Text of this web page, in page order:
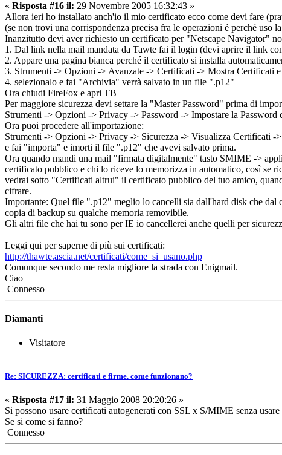
« Risposta #16 il: 29 Novembre 2005 16:32:43 »
Allora ieri ho installato anch'io il mio certificato ecco come devi fare
(se non trovi una corrispondenza precisa fra le operazioni é perché
Inanzitutto devi aver richiesto un certificato per "Netscape Navigator"
1. Dal link nella mail mandata da Tawte fai il login (devi aprire il link
2. Appare una pagina bianca perché il certificato si installa
3. Strumenti -> Opzioni -> Avanzate -> Certificati -> Mostra Certificati
4. selezionalo e fai "Archivia" verrà salvato in un file ".p12"
Ora chiudi FireFox e apri TB
Per maggiore sicurezza devi settare la "Master Password" prima di
Strumenti -> Opzioni -> Privacy -> Password -> Impostare la Password
Ora puoi procedere all'importazione:
Strumenti -> Opzioni -> Privacy -> Sicurezza -> Visualizza Certificati -
e fai "importa" e imorti il file ".p12" che avevi salvato prima.
Ora quando mandi una mail "firmata digitalmente" tasto SMIME ->
certificato pubblico e chi lo riceve lo memorizza in automatico, così se
vedrai sotto "Certificati altrui" il certificato pubblico del tuo amico,
cifrare.
Importante: Quel file ".p12" meglio lo cancelli sia dall'hard disk che dal
copia di backup su qualche memoria removibile.
Gli altri file che hai tu sono per IE io cancellerei anche quelli per
Leggi qui per saperne di più sui certificati:
http://thawte.ascia.net/certificati/come_si_usano.php
Comunque secondo me resta migliore la strada con Enigmail.
Ciao
Connesso
Diamanti
Visitatore
Re: SICUREZZA: certificati e firme. come funzionano?
« Risposta #17 il: 31 Maggio 2008 20:20:26 »
Si possono usare certificati autogenerati con SSL x S/MIME senza
Se si come si fanno?
Connesso